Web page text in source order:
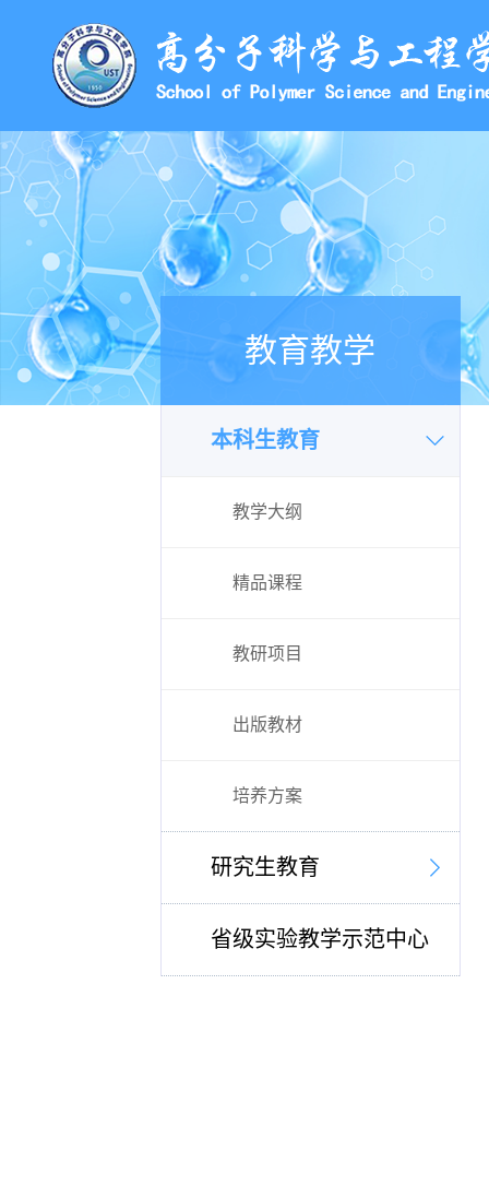
教育教学
本科生教育
教学大纲
精品课程
教研项目
出版教材
培养方案
研究生教育
省级实验教学示范中心